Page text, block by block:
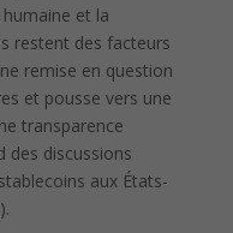
et la
restent des facteurs
remise en question
et pousse vers une
transparence
des discussions
aux États-
).